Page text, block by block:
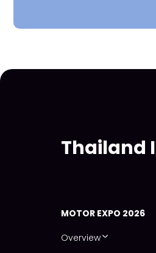
Thailand
MOTOR EXPO 2026
Overview